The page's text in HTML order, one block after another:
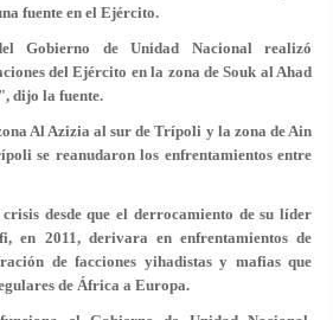
fuente en el Ejército.
Gobierno de Unidad Nacional realizó
del Ejército en la zona de Souk al Ahad
dijo la fuente.
Al Azizia al sur de Trípoli y la zona de Ain
se reanudaron los enfrentamientos entre
desde que el derrocamiento de su líder
en 2011, derivara en enfrentamientos de
de facciones yihadistas y mafias que
de África a Europa.